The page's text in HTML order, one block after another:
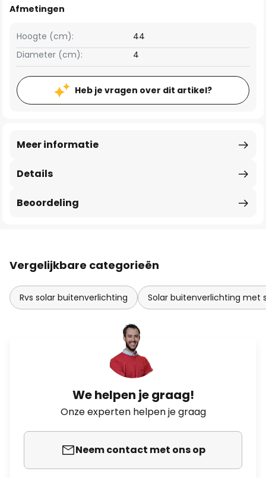
Afmetingen
Hoogte (cm):
44
Diameter (cm):
4
Heb je vragen over dit artikel?
Details
Meer informatie
Beoordeling
Vergelijkbare categorieën
Rvs solar buitenverlichting Solar buitenverlichting met
We helpen je graag!
Onze experten helpen je graag
Neem contact met ons op